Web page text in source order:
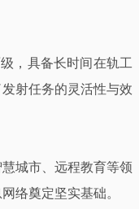
，具备长时间在轨工
射任务的灵活性与效
城市、远程教育等领
络奠定坚实基础。